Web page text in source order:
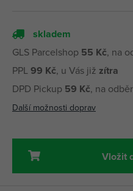
skladem
GLS Parcelshop 55 Kč, na
PPL99 Kč, u Vás již zítra
DPD Pickup 59 Kč, na
Další možnosti doprav
Vložit